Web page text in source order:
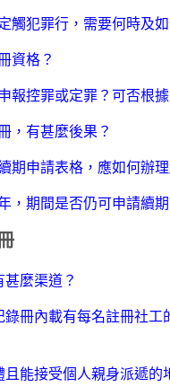
觸犯罪行，需要何時及
資格？
報控罪或定罪？可否根
，有甚麼後果？
期申請表格，應如何辦
，期間是否仍可申請續期
麼渠道？
冊內載有每名註冊社
能接受個人親身派遞